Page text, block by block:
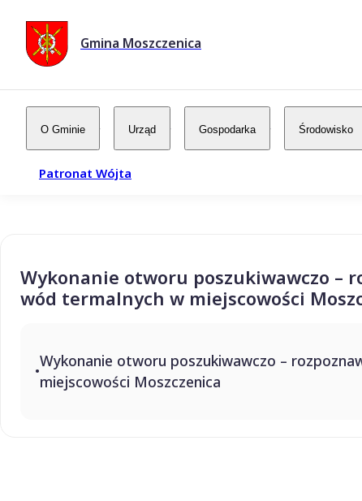
Gmina Moszczenica
O Gminie Urząd Gospodarka Środowisko
Patronat Wójta
Wykonanie otworu poszukiwawczo –
wód termalnych w miejscowości
Wykonanie otworu poszukiwawczo –
miejscowości Moszczenica